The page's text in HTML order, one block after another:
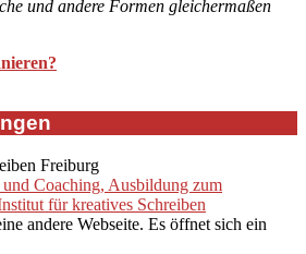
und andere Formen gleichermaßen
Freiburg
Coaching, Ausbildung zum
für kreatives Schreiben
andere Webseite. Es öffnet sich ein